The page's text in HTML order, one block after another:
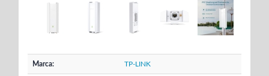
Marca: TP-LINK